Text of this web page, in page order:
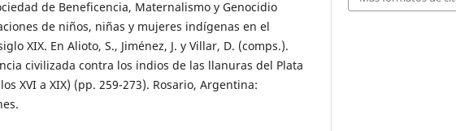
de Beneficencia, Maternalismo y Genocidio
de niños, niñas y mujeres indígenas en el
XIX. En Alioto, S., Jiménez, J. y Villar, D. (comps.).
civilizada contra los indios de las llanuras del Plata
XVI a XIX) (pp. 259-273). Rosario, Argentina: